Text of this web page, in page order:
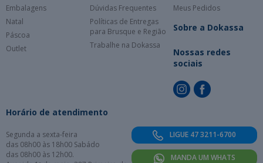
Embalagens
Natal
Páscoa
Outlet
Dúvidas Frequentes
Políticas de Entregas
para Brusque e Região
Trabalhe na Dokassa
Meus Pedidos
Sobre a Dokassa
Nossas redes
sociais
Horário de atendimento
Segunda a sexta-feira
das 08h00 às 18h00 Sabádo
das 08h00 às 12h00.
LIGUE 47 3211-6700
MANDA UM WHATS